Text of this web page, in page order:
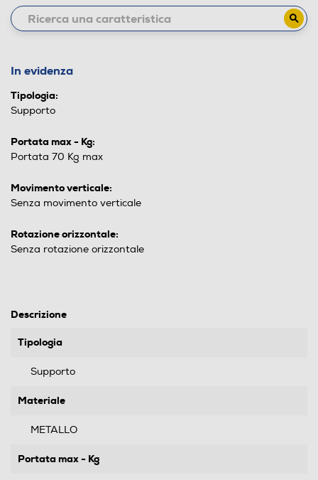
In evidenza
Tipologia:
Supporto
Portata max - Kg:
Portata 70 Kg max
Movimento verticale:
Senza movimento verticale
Rotazione orizzontale:
Senza rotazione orizzontale
Descrizione
Tipologia
Supporto
Materiale
METALLO
Portata max - Kg